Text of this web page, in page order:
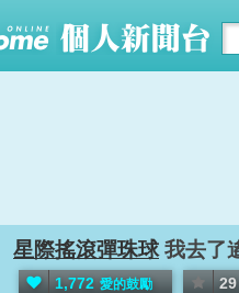
星際搖滾彈珠球 我去了
1,772 愛的鼓勵 29